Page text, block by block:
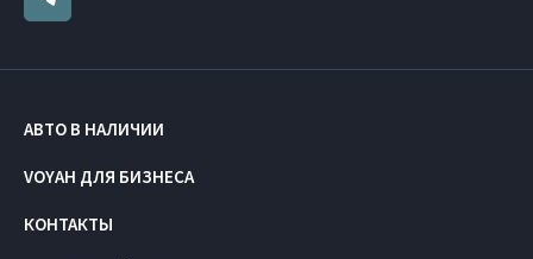
АВТО В НАЛИЧИИ
VOYAH ДЛЯ БИЗНЕСА
КОНТАКТЫ